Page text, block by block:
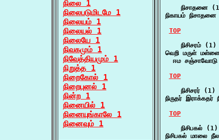
நிலை 1
நிலைபடுமிடமே 1
நிலையம் 1
நிலையல் 1
நிலையே 1
நிவகமும் 1
நிவேத்தியமும் 1
நிறுத்த 1
நிறைகோல் 1
நிறைபுனல் 1
நின்ற 1
நினையில் 1
நினையுங்காலே 1
நினைவும் 1
நிசாதனை
நிகாயம்
TOP
    நிசிசரம் (1)
வெறி மருள்
ஈம
TOP
    நிசிசரர் (1)
நிருதர்
TOP
    நிசிபகல் (1)
நிசிபகல் மாலை